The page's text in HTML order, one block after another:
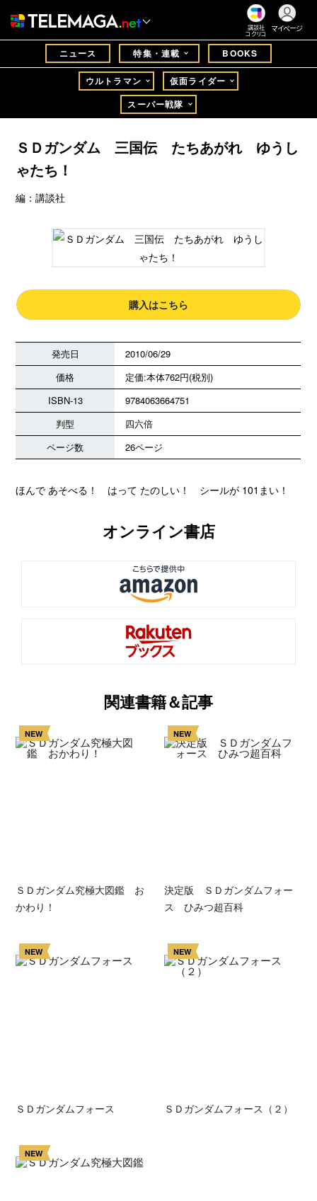
講談社
コクリコ
マイページ
ニュース 特集・連載 BOOKS
ウルトラマン
仮面ライダー
スーパー戦隊
ＳＤガンダム 三国伝 たちあがれ ゆうし
ゃたち！
編：講談社
購入はこちら
発売日
2010/06/29
価格
定価:本体762円(税別)
ISBN-13
9784063664751
判型
四六倍
ページ数
26ページ
ほんで あそべる！ はって たのしい！ シールが 101まい！
オンライン書店
関連書籍＆記事
NEW
ＳＤガンダム究極大図鑑 お
かわり！
NEW
決定版 ＳＤガンダムフォー
ス ひみつ超百科
NEW
ＳＤガンダムフォース
NEW
ＳＤガンダムフォース（２）
NEW